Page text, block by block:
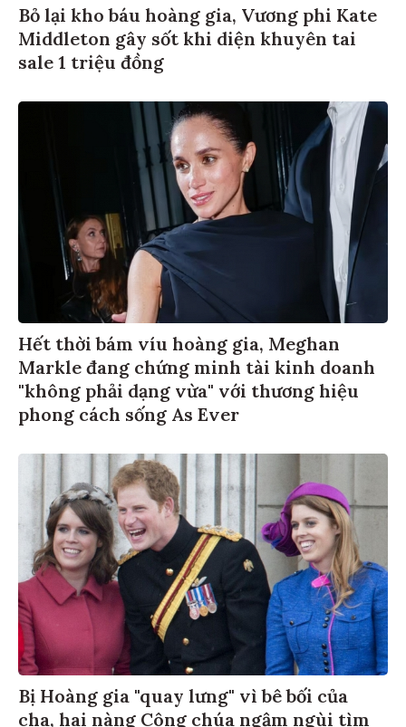
Bỏ lại kho báu hoàng gia, Vương phi Kate
Middleton gây sốt khi diện khuyên tai
sale 1 triệu đồng
Hết thời bám víu hoàng gia, Meghan
Markle đang chứng minh tài kinh doanh
"không phải dạng vừa" với thương hiệu
phong cách sống As Ever
Bị Hoàng gia "quay lưng" vì bê bối của
cha, hai nàng Công chúa ngậm ngùi tìm